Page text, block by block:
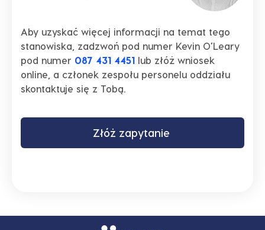
Aby uzyskać więcej informacji na temat tego
stanowiska, zadzwoń pod numer Kevin O’Leary
pod numer 087 431 4451 lub złóż wniosek
online, a członek zespołu personelu oddziału
skontaktuje się z Tobą.
Złóż zapytanie